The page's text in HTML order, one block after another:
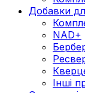
Добавки
NAD+
Інші